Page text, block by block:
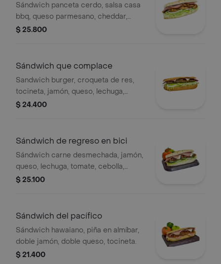
Sándwich panceta cerdo, salsa casa
bbq, queso parmesano, cheddar,
jamón, cebolla, lechuga, y tomate.
$ 25.800
Sándwich que complace
Sandwich burger, croqueta de res,
tocineta, jamón, queso, lechuga,
cebolla, tomate, bbq, salsa ajo.
$ 24.400
Sándwich de regreso en bici
Sándwich carne desmechada, jamón,
queso, lechuga, tomate, cebolla,
pimentón, pepino, mostaza y bbq.
$ 25.100
Sándwich del pacífico
Sándwich hawaiano, piña en almíbar,
doble jamón, doble queso, tocineta.
$ 21.400